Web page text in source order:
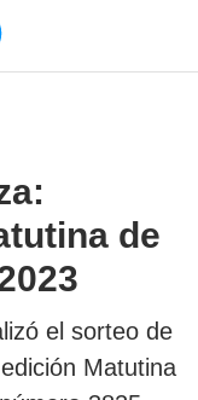
de
el sorteo de
Matutina